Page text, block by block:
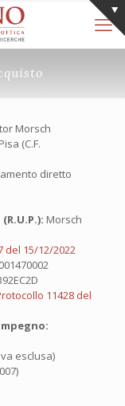
Morsch
(C.F.
diretto
Morsch
del 15/12/2022
11428 del
esclusa)